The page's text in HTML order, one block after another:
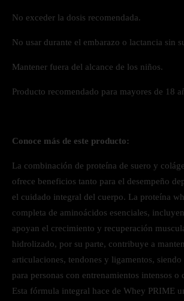
No exceder la dosis recomendada.
No usar durante el embarazo o lactancia sin
Mantener fuera del alcance de los niños.
Producto recomendado para mayores de 18
Conoce más de este producto:
La combinación de proteína de suero y
ofrece beneficios tanto para el desempeño
el cuidado integral del cuerpo. La proteína
completa de aminoácidos esenciales,
apoyan el crecimiento y recuperación
hidrolizado, por su parte, contribuye a
articulaciones, tendones y ligamentos,
para personas con entrenamientos intensos o
Esta fórmula integral hace de Whey PRIME